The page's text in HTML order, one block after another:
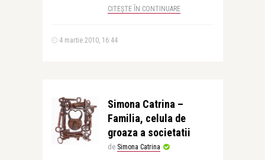
CITEȘTE ÎN CONTINUARE
4 martie 2010, 16:44
Simona Catrina –
Familia, celula de
groaza a societatii
de Simona Catrina